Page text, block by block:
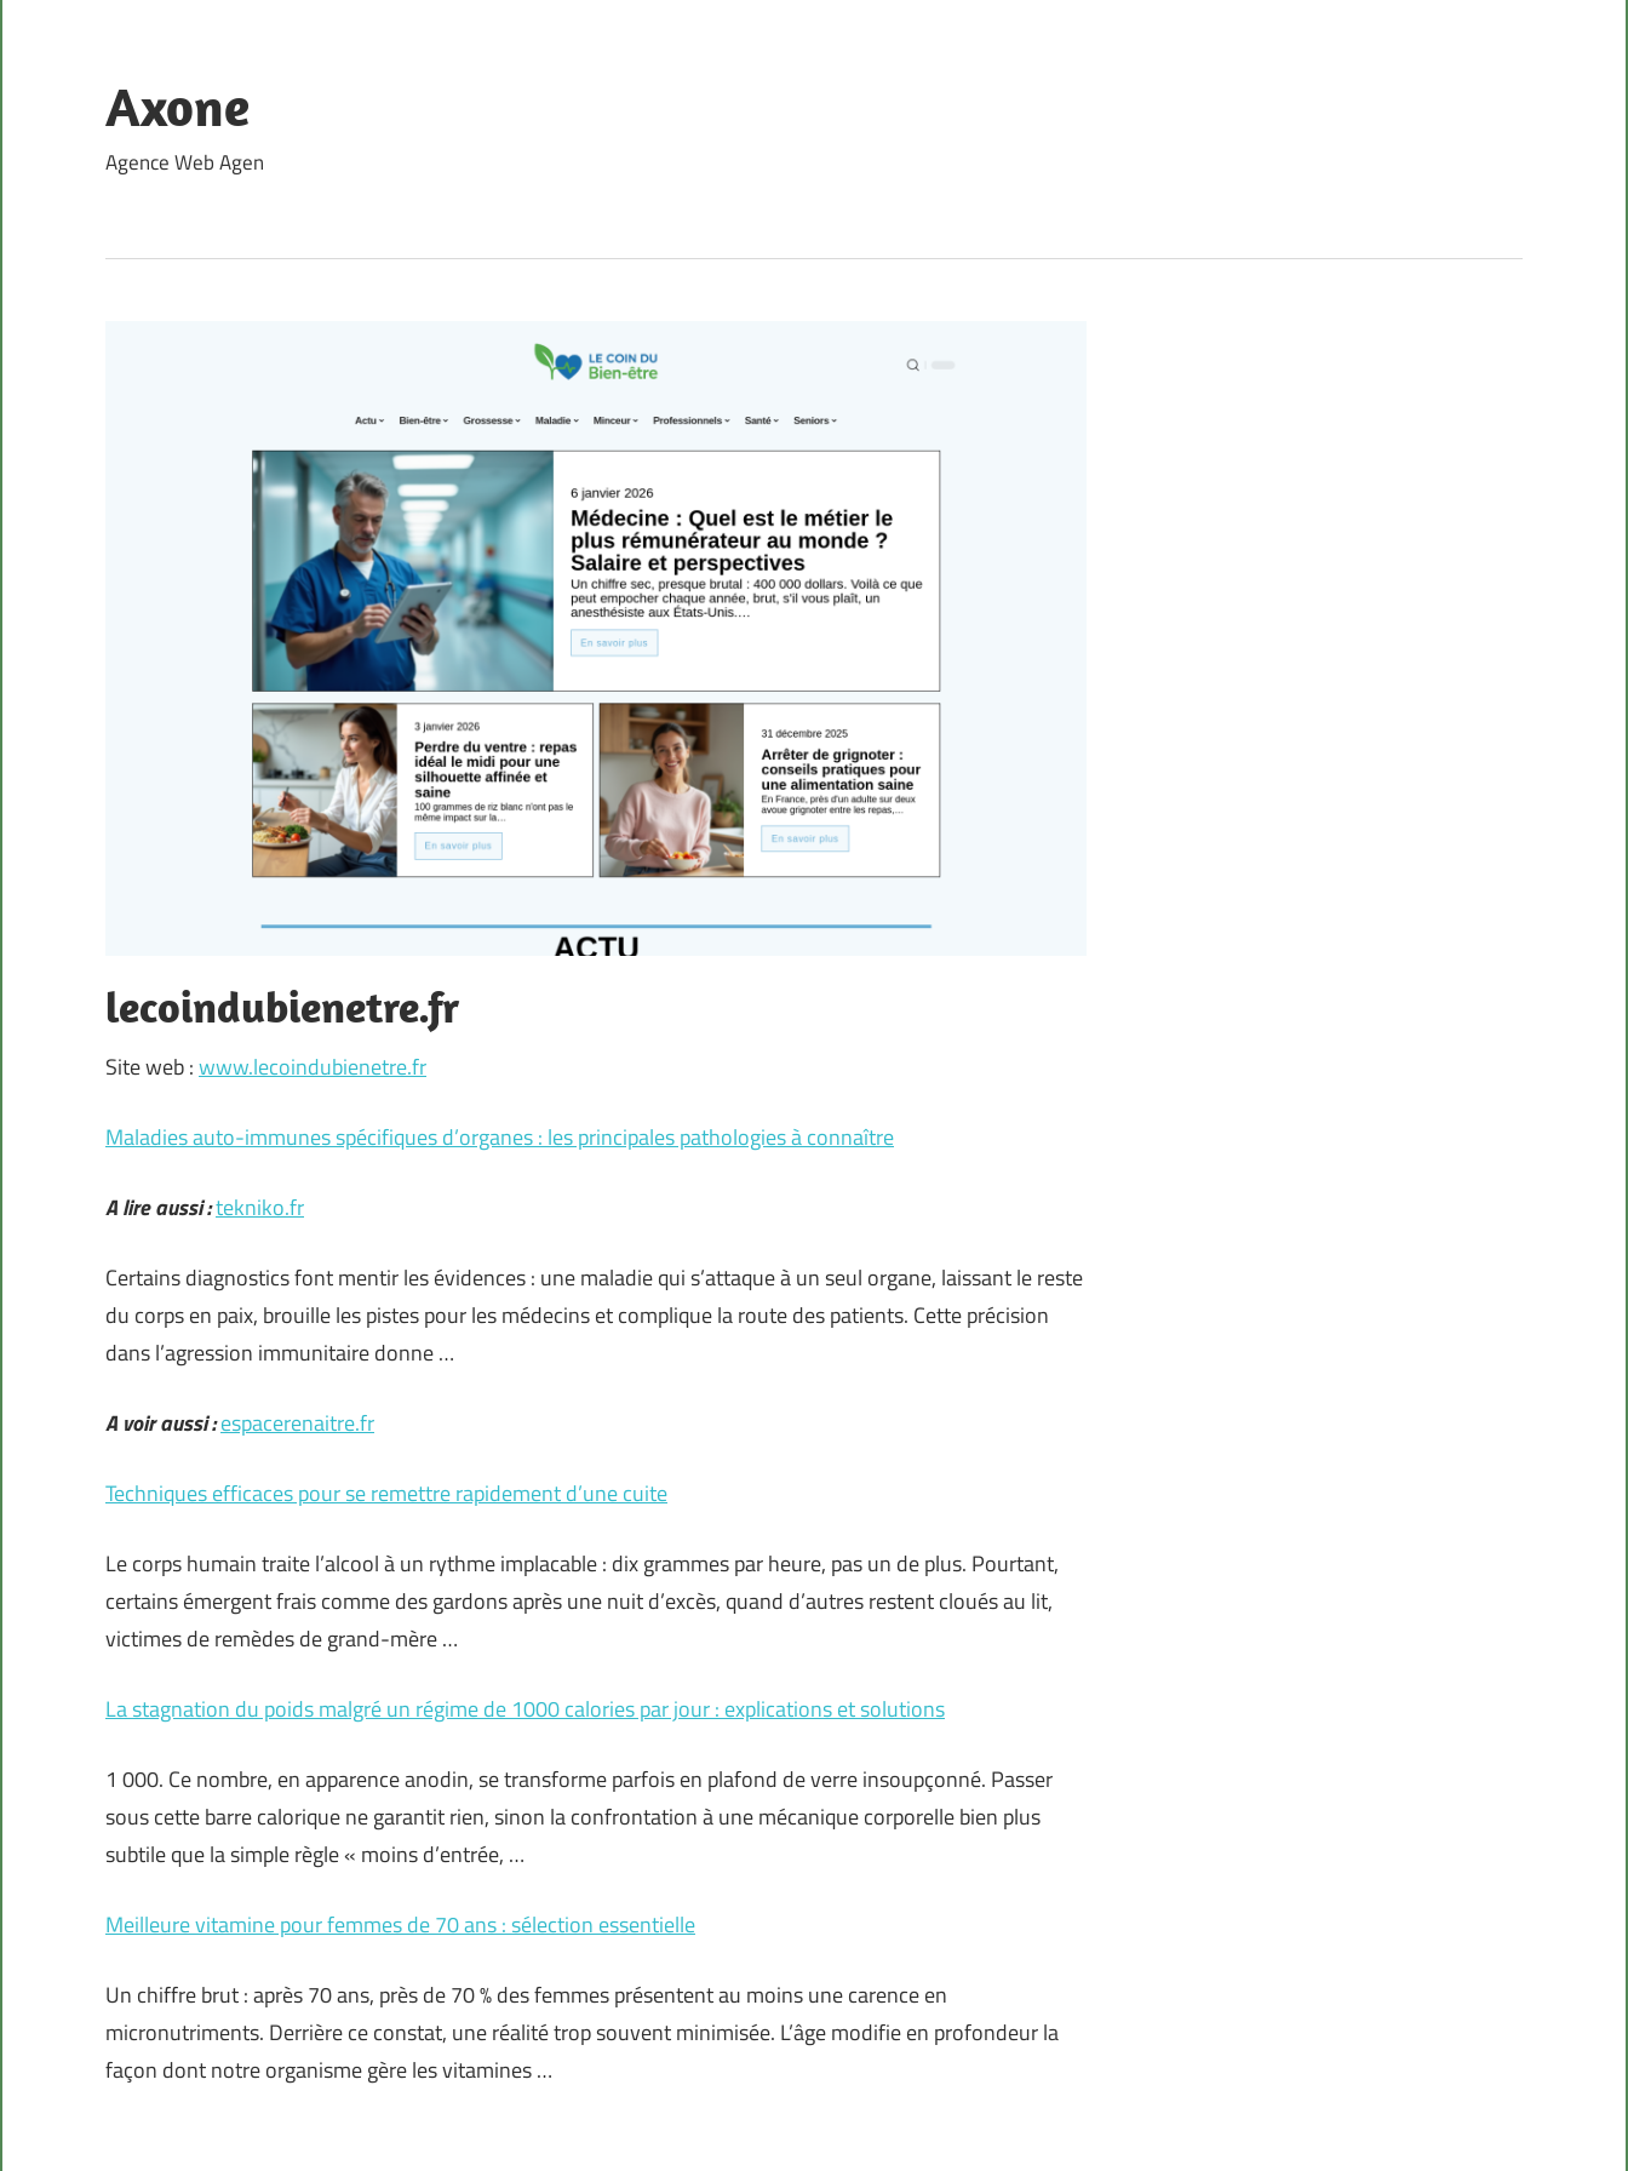
content
Axone
Agence Web Agen
lecoindubienetre.fr
Site web :www.lecoindubienetre.fr
Maladies auto-immunes spécifiques d’organes : les principales pathologies à connaître
A lire aussi :tekniko.fr
Certains diagnostics font mentir les évidences : une maladie qui s’attaque à un seul organe, laissant le reste
du corps en paix, brouille les pistes pour les médecins et complique la route des patients. Cette précision
dans l’agression immunitaire donne …
A voir aussi :espacerenaitre.fr
Techniques efficaces pour se remettre rapidement d’une cuite
Le corps humain traite l’alcool à un rythme implacable : dix grammes par heure, pas un de plus. Pourtant,
certains émergent frais comme des gardons après une nuit d’excès, quand d’autres restent cloués au lit,
victimes de remèdes de grand-mère …
La stagnation du poids malgré un régime de 1000 calories par jour : explications et solutions
1 000. Ce nombre, en apparence anodin, se transforme parfois en plafond de verre insoupçonné. Passer
sous cette barre calorique ne garantit rien, sinon la confrontation à une mécanique corporelle bien plus
subtile que la simple règle « moins d’entrée, …
Meilleure vitamine pour femmes de 70 ans : sélection essentielle
Un chiffre brut : après 70 ans, près de 70 % des femmes présentent au moins une carence en
micronutriments. Derrière ce constat, une réalité trop souvent minimisée. L’âge modifie en profondeur la
façon dont notre organisme gère les vitamines …